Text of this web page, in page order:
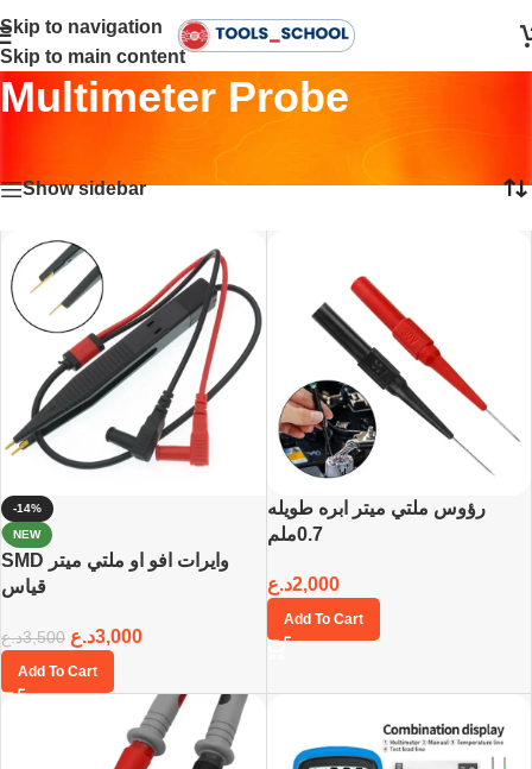
Skip to navigation
Skip to main content
Multimeter Probe
Show sidebar
-14%
NEW
SMD وايرات افو او ملتي ميتر
قياس
3,500د.ع 3,000د.ع
Add To Cart
رؤوس ملتي ميتر ابره طويله
0.7ملم
2,000د.ع
Add To Cart